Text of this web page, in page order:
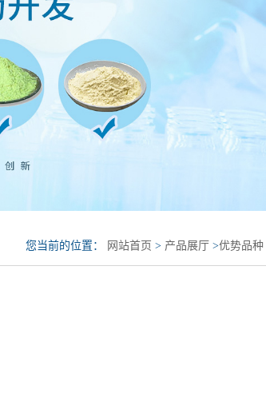
您当前的位置： 网站首页 > 产品展厅 >优势品种